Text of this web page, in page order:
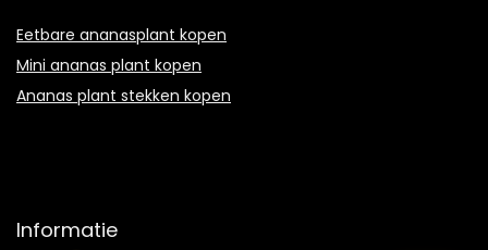
Eetbare ananasplant kopen
Mini ananas plant kopen
Ananas plant stekken kopen
Informatie